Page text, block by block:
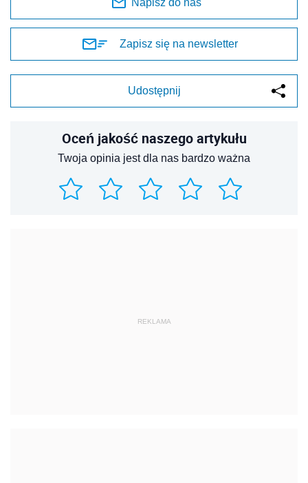
Zapisz się na newsletter
Udostępnij
Oceń jakość naszego artykułu
Twoja opinia jest dla nas bardzo ważna
REKLAMA